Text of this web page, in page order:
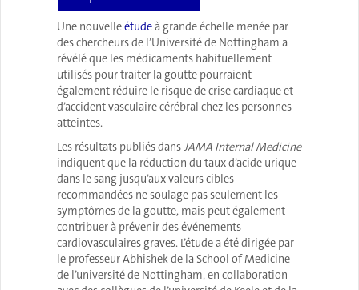
Une nouvelleétudeà grande échelle menée par
des chercheurs de l’Université de Nottingham a
révélé que les médicaments habituellement
utilisés pour traiter la goutte pourraient
également réduire le risque de crise cardiaque et
d’accident vasculaire cérébral chez les personnes
atteintes.
Les résultats publiés dansJAMA Internal Medicine
indiquent que la réduction du taux d’acide urique
dans le sang jusqu’aux valeurs cibles
recommandées ne soulage pas seulement les
symptômes de la goutte, mais peut également
contribuer à prévenir des événements
cardiovasculaires graves. L’étude a été dirigée par
le professeur Abhishek de la School of Medicine
de l’université de Nottingham, en collaboration